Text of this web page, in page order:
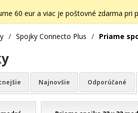
60 eur a viac je poštovné zdarma pri
/ Spojky Connecto Plus / Priame
Najnovšie Odporúčané